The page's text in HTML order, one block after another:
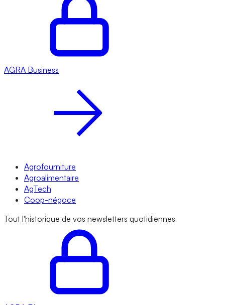
AGRA Business
Agrofourniture
Agroalimentaire
AgTech
Coop-négoce
Tout l'historique de vos newsletters quotidiennes